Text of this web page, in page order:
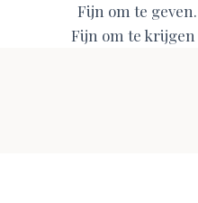
Fijn om te geven.
Fijn om te krijgen